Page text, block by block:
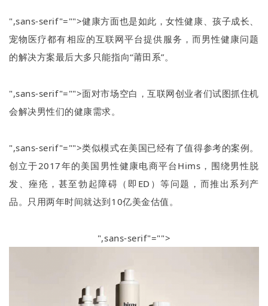
",sans-serif"="">健康方面也是如此，女性健康、孩子成长、
宠物医疗都有相应的互联网平台提供服务，而男性健康问题
的解决方案最后大多只能指向“莆田系”。
",sans-serif"="">面对市场空白，互联网创业者们试图抓住机
会解决男性们的健康需求。
",sans-serif"="">类似模式在美国已经有了值得参考的案例。
创立于2017年的美国男性健康电商平台Hims ，围绕男性脱
发、痤疮，甚至勃起障碍（即 ED ）等问题，而推出系列产
品。只用两年时间就达到10亿美金估值。
",sans-serif"="">